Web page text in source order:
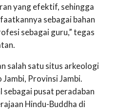
yang efektif, sehingga
sebagai bahan
sebagai guru,” tegas
salah satu situs arkeologi
Provinsi Jambi.
pusat peradaban
Hindu-Buddha di